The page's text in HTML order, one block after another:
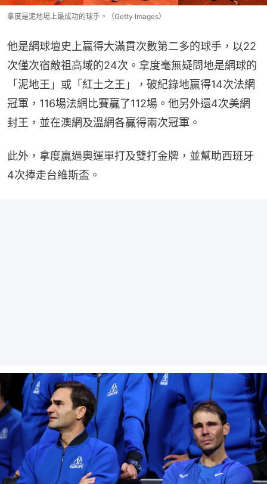
拿度是泥地場上最成功的球手。（Getty Images）
他是網球壇史上贏得大滿貫次數第二多的球手，以22
次僅次宿敵祖高域的24次。拿度毫無疑問地是網球的
「泥地王」或「紅土之王」，破紀錄地贏得14次法網
冠軍，116場法網比賽贏了112場。他另外還4次美網
封王，並在澳網及溫網各贏得兩次冠軍。
此外，拿度贏過奧運單打及雙打金牌，並幫助西班牙
4次捧走台維斯盃。